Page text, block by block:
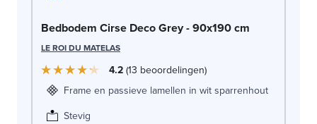
Bedbodem Cirse Deco Grey - 90x190 cm
LE ROI DU MATELAS
4.2 13 beoordelingen
Frame en passieve lamellen in wit sparrenhout
Stevig